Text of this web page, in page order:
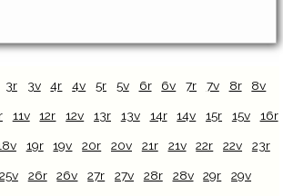
3r 3v 4r 4v 5r 5v 6r 6v 7r 7v 8r 8v
11v 12r 12v 13r 13v 14r 14v 15r 15v 16r
19r 19v 20r 20v 21r 21v 22r 22v 23r
25v 26r 26v 27r 27v 28r 28v 29r 29v